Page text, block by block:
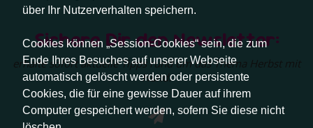
über Ihr Nutzerverhalten speichern.
Cookies können „Session-Cookies“ sein, die zum
Ende Ihres Besuches auf unserer Webseite
automatisch gelöscht werden oder persistente
Cookies, die für eine gewisse Dauer auf ihrem
Computer gespeichert werden, sofern Sie diese nicht
Sichere Dir den Newsletter:
erhalte sofort aktuelle Tipps rund um das Thema Herbst mit
Hund.